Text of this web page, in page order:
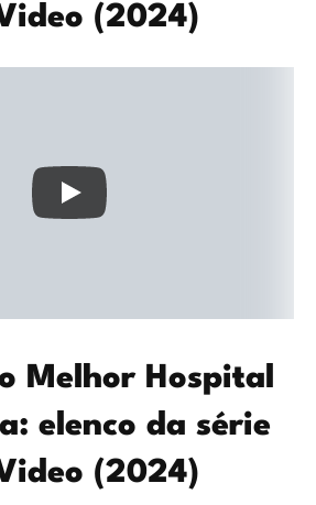
(2024)
Melhor Hospital
elenco da série
(2024)